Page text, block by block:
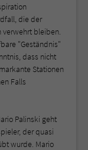
die der
verwehrt bleiben.
"Geständnis"
dass nicht
Stationen
Falls
Palinski geht
der quasi
wurde. Mario